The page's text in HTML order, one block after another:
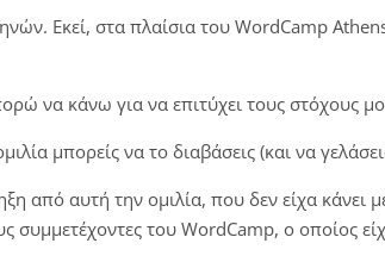
Εκεί, στα πλαίσια του WordCamp
να κάνω για να επιτύχει τους στόχους
μπορείς να το διαβάσεις (και να
αυτή την ομιλία, που δεν είχα κάνει
συμμετέχοντες του WordCamp, ο οποίος